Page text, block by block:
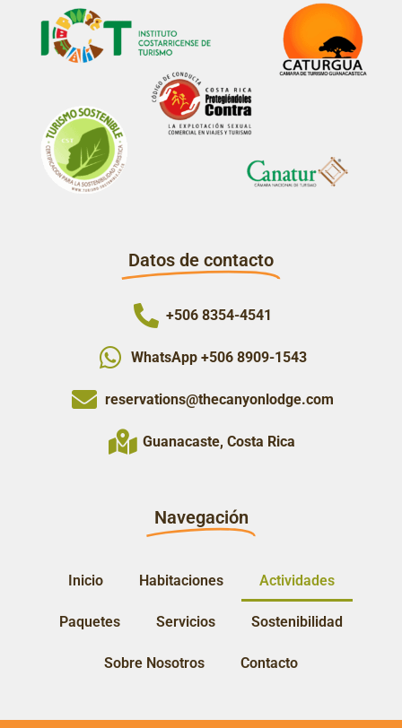
Datos de contacto
+506 8354-4541
WhatsApp +506 8909-1543
reservations@thecanyonlodge.com
Guanacaste, Costa Rica
Navegación
Inicio Habitaciones Actividades
Paquetes Servicios Sostenibilidad
Sobre Nosotros Contacto